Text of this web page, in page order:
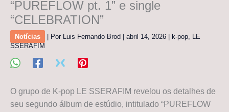
“PUREFLOW pt. 1” e single
“CELEBRATION”
Notícias | Por Luis Fernando Brod abril 14, 2026 k-pop, LE
SSERAFIM
O grupo de K-pop LE SSERAFIM revelou os detalhes de
seu segundo álbum de estúdio, intitulado “PUREFLOW